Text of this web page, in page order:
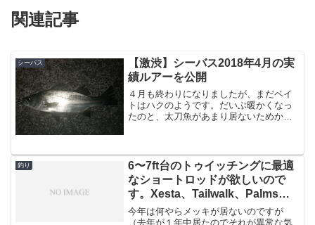
関連記事
シーバス
【激渋】シーバス2018年4月の実
績ルアーを公開
４月も終わりになりましたが、まだベイ
トはハクのようです。だいぶ暖かくなっ
たのと、太刀魚があまり居ないためか港
り、という感じでした。ど...
釣り
6〜7ft台のトゥイッチングに最適
なショートロッドが欲しいので
す。Xesta、Tailwalk、Palmsか
ら物色中。
今年は何やらメッキが居ないのですが
（去年が１年中居たのでそれが異常な気